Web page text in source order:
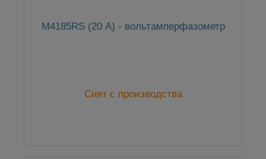
М4185RS (20 А) - вольтамперфазометр
Снят с производства